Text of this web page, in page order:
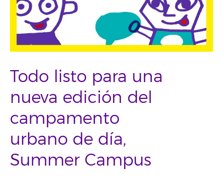
Todo listo para una
nueva edición del
campamento
urbano de día,
Summer Campus